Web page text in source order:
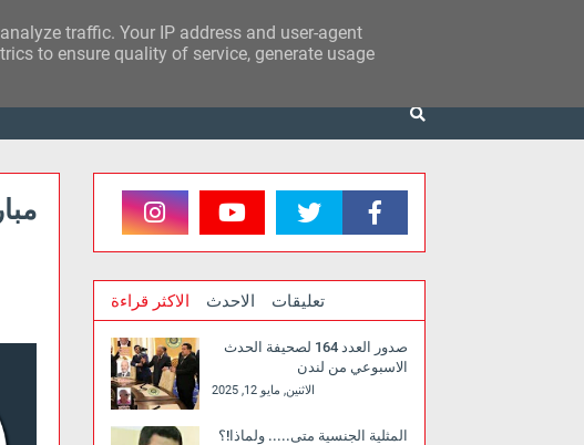
الاكثر قراءة الاحدث تعليقات
صدور العدد 164 لصحيفة الحدث
الاسبوعي من لندن
الاثنين, مايو 12, 2025
المثلية الجنسية متى..... ولماذا!؟
traffic. Your IP address and user-agent
to ensure quality of service, generate usage